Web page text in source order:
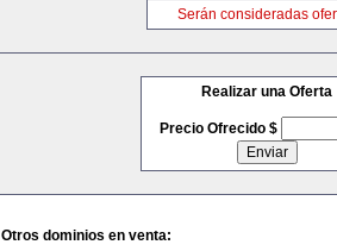
Serán consideradas
Realizar una Oferta
Precio Ofrecido $
Otros dominios en venta: